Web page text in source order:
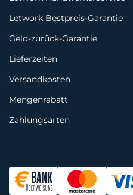
Letwork Bestpreis-Garantie
Geld-zurück-Garantie
Lieferzeiten
Versandkosten
Mengenrabatt
Zahlungsarten